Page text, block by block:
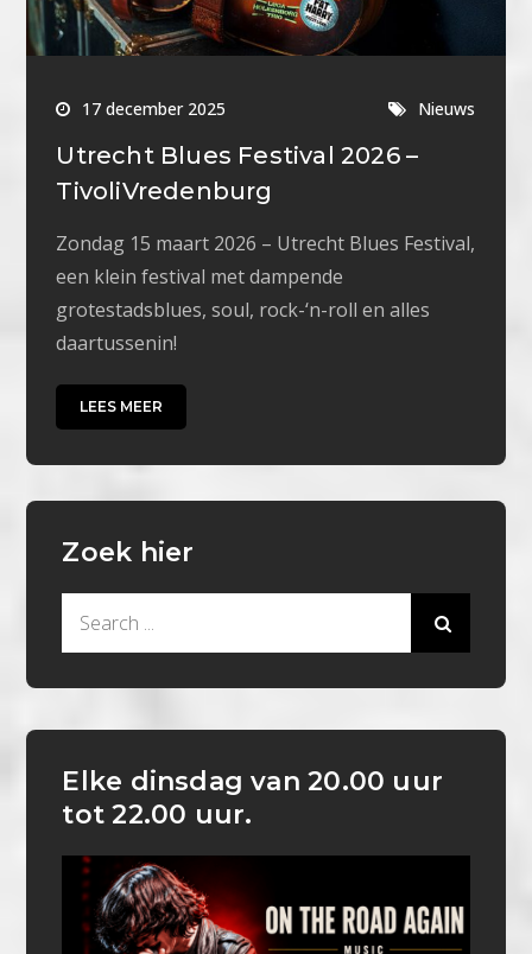
17 december 2025 Nieuws
Utrecht Blues Festival 2026 –
TivoliVredenburg
Zondag 15 maart 2026 – Utrecht Blues Festival,
een klein festival met dampende
grotestadsblues, soul, rock-‘n-roll en alles
daartussenin!
LEES MEER
Zoek hier
Elke dinsdag van 20.00 uur
tot 22.00 uur.